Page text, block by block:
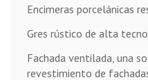
Encimeras porcelánicas
Gres rústico de alta
Fachada ventilada, una
revestimiento de